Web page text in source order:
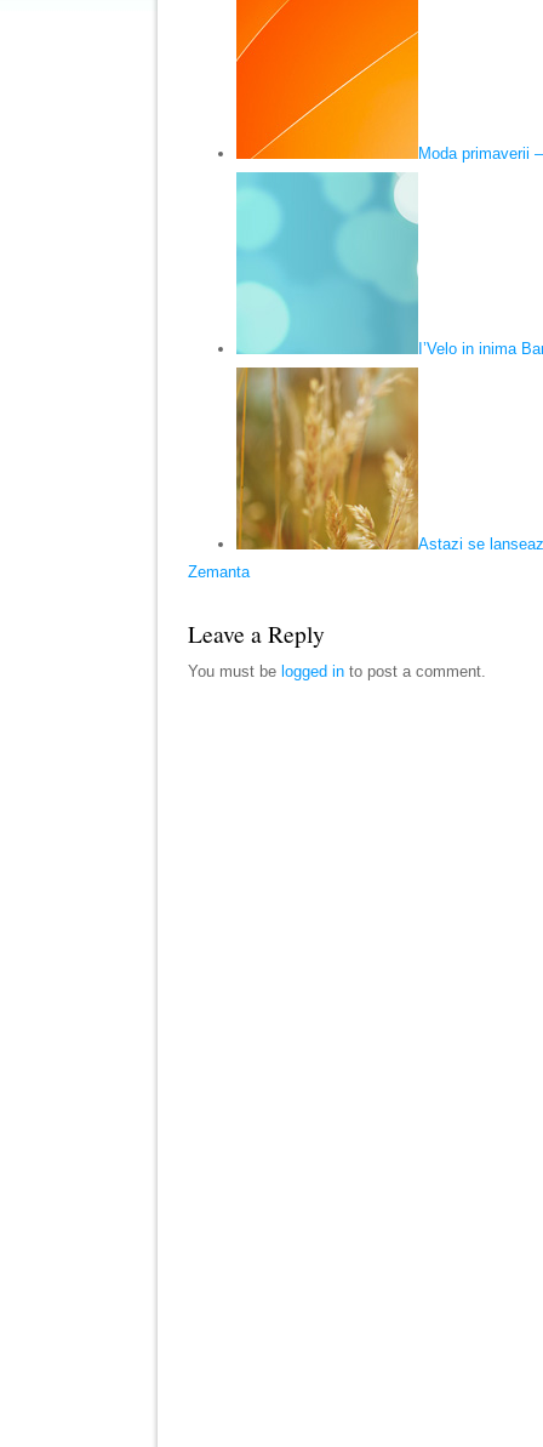
Moda primaverii
I’Velo in inima
Astazi se
Zemanta
Leave a Reply
You must be logged in to post a comment.